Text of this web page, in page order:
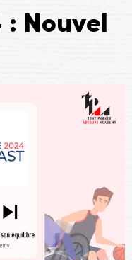
Nouvel